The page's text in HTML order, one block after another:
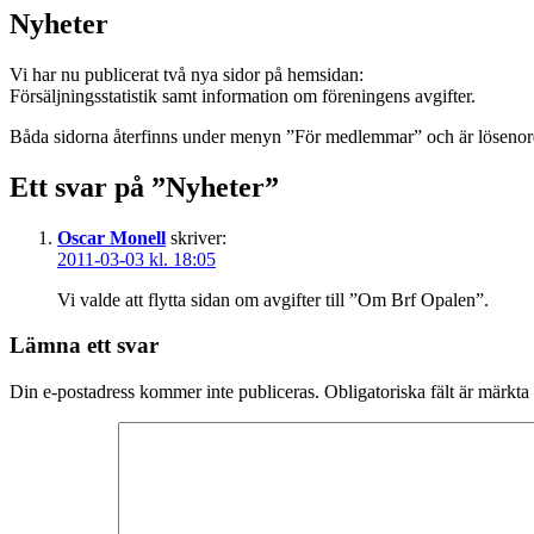
Nyheter
Vi har nu publicerat två nya sidor på hemsidan:
Försäljningsstatistik samt information om föreningens avgifter.
Båda sidorna återfinns under menyn ”För medlemmar” och är
Ett svar på ”Nyheter”
Oscar Monell skriver:
2011-03-03 kl. 18:05
Vi valde att flytta sidan om avgifter till ”Om Brf Opalen”.
Lämna ett svar
Din e-postadress kommer inte publiceras. Obligatoriska fält är märkta